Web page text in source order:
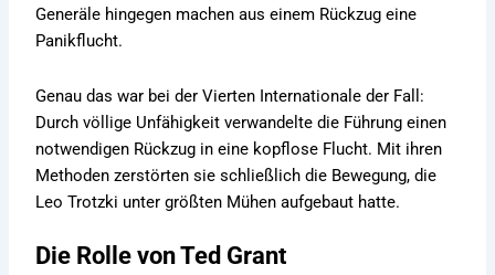
Generäle hingegen machen aus einem Rückzug eine
Panikflucht.
Genau das war bei der Vierten Internationale der Fall:
Durch völlige Unfähigkeit verwandelte die Führung einen
notwendigen Rückzug in eine kopflose Flucht. Mit ihren
Methoden zerstörten sie schließlich die Bewegung, die
Leo Trotzki unter größten Mühen aufgebaut hatte.
Die Rolle von Ted Grant